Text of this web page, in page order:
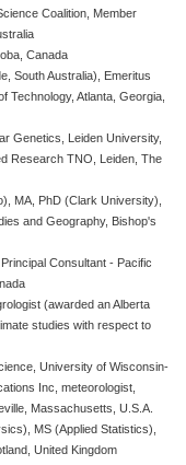
Coalition, Member
Canada
South Australia), Emeritus
Technology, Atlanta, Georgia,
Genetics, Leiden University,
Research TNO, Leiden, The
MA, PhD (Clark University),
and Geography, Bishop's
Consultant - Pacific
(awarded an Alberta
studies with respect to
University of Wisconsin-
Inc, meteorologist,
Massachusetts, U.S.A.
MS (Applied Statistics),
United Kingdom